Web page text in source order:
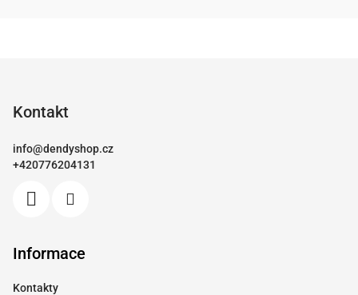
Kontakt
info@dendyshop.cz
+420776204131
Informace
Kontakty